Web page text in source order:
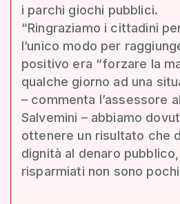
i parchi giochi pubblici.
“Ringraziamo i cittadini
l’unico modo per
positivo era “forzare la
qualche giorno ad una
– commenta l’assessore
Salvemini – abbiamo
ottenere un risultato che
dignità al denaro
risparmiati non sono